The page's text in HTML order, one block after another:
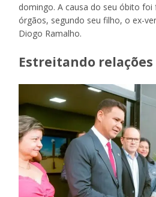
domingo. A causa do seu óbito foi
órgãos, segundo seu filho, o ex-
Diogo Ramalho.
Estreitando relações